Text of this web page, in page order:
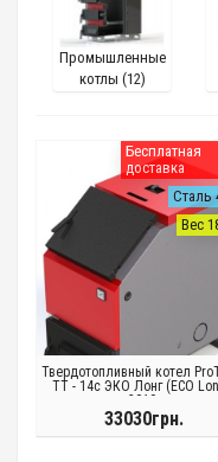
Промышленные
котлы (12)
Бесплатная
доставка
Сталь
Вес
Твердотопливный котел
ТТ - 14с ЭКО Лонг (ECO
2019
33030грн.